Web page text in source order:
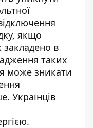
якщо
в
таких
може зникати
Українців